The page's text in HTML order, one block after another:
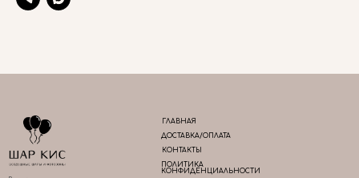
ГЛАВНАЯ
ДОСТАВКА/ОПЛАТА
КОНТАКТЫ
ПОЛИТИКА
КОНФИДЕНЦИАЛЬНОСТИ